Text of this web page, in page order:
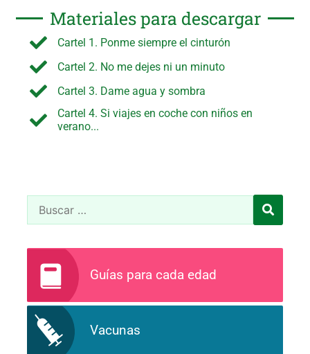
Materiales para descargar
Cartel 1. Ponme siempre el cinturón
Cartel 2. No me dejes ni un minuto
Cartel 3. Dame agua y sombra
Cartel 4. Si viajes en coche con niños en
verano...
Guías para cada edad
Vacunas